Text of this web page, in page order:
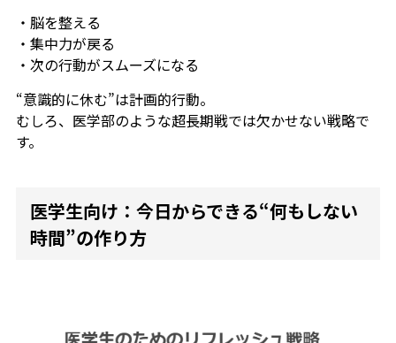
・脳を整える
・集中力が戻る
・次の行動がスムーズになる
“意識的に休む”は計画的行動。
むしろ、医学部のような超長期戦では欠かせない戦略で
す。
医学生向け：今日からできる“何もしない
時間”の作り方